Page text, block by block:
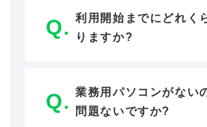
利用開始までにどれく
りますか?
業務用パソコンがない
問題ないですか?